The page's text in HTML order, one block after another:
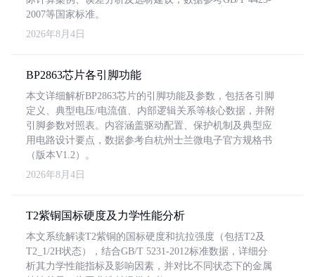
2007等国家标准。
2026年8月4日
BP2863芯片各引脚功能
本文详细解析BP2863芯片的引脚功能及参数，包括各引脚
定义、典型电压/电流值、内部逻辑关系等核心数据，并附
引脚参数对照表。内容涵盖驱动配置、保护机制及典型应
用电路设计要点，数据参考自杭州士兰微电子官方规格书
（版本V1.2）。
2026年8月4日
T2紫铜国标硬度及力学性能分析
本文系统解读T2紫铜的国标硬度和抗拉强度（包括T2及
T2_1/2H状态），结合GB/T 5231-2012标准数据，详细分
析其力学性能指标及影响因素，并对比不同状态下的金属